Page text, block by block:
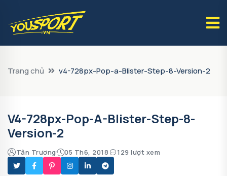
Trang chủ v4-728px-Pop-a-Blister-Step-8-Version-2
V4-728px-Pop-A-Blister-Step-8-
Version-2
Tân Trương 05 Th6, 2018 129 lượt xem